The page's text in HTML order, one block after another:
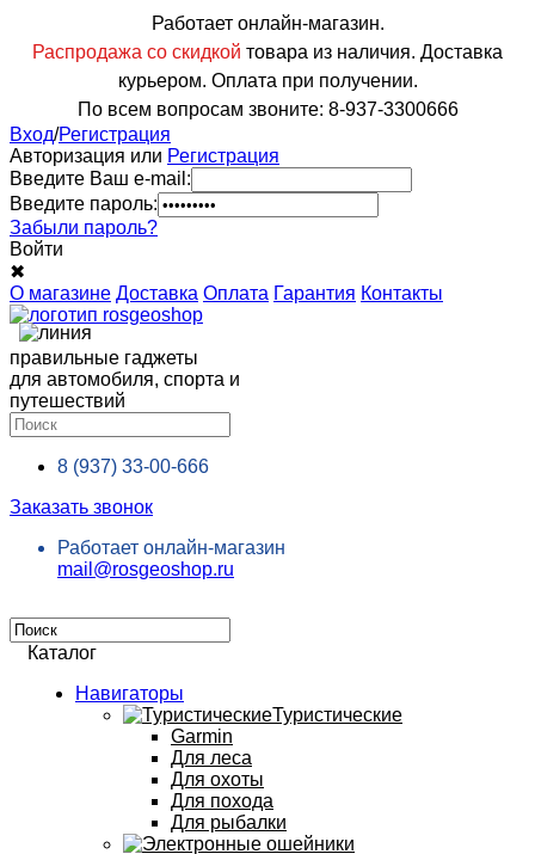
Работает онлайн-магазин.
Распродажа со скидкой товара из наличия. Доставка
курьером. Оплата при получении.
По всем вопросам звоните: 8-937-3300666
Вход/Регистрация
Авторизация или Регистрация
Введите Ваш e-mail:
Введите пароль:
Забыли пароль?
Войти
✖
О магазине Доставка Оплата Гарантия Контакты
правильные гаджеты
для автомобиля, спорта и
путешествий
8 (937) 33-00-666
Заказать звонок
Работает онлайн-магазин
mail@rosgeoshop.ru
Каталог
Навигаторы
Туристические
Garmin
Для леса
Для охоты
Для похода
Для рыбалки